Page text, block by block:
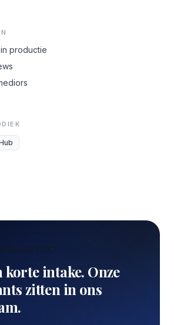
productie
korte intake. Onze
zitten in ons